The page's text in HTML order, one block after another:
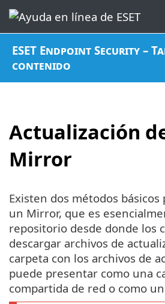
ESET Endpoint Security –
contenido
Actualización
Mirror
Existen dos métodos
un Mirror, que es
repositorio desde donde los
descargar archivos de
carpeta con los archivos de
puede presentar como una
compartida de red o como un